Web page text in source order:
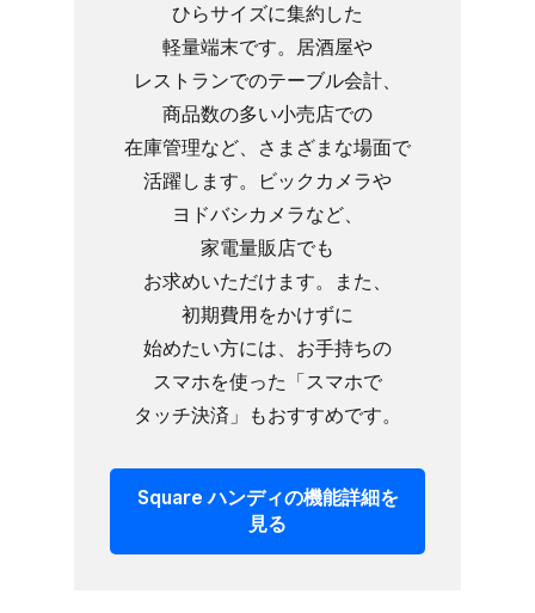
ひらサイズに​集約した​
軽量端末です。​居酒屋や​
レストランでの​テーブル会計、​
商品数の​多い​小売店での​
在庫管理など、​さまざまな​場面で​
活躍します。​ビックカメラや​
ヨドバシカメラなど、​
家電量販店でも​
お求めいただけます。​また、​
初期費用を​かけずに​
始めたい方には、​お手持ちの​
スマホを​使った​「スマホで​
タッチ決済」も​おすすめです。
Square ハンディの​機能詳細を​
見る